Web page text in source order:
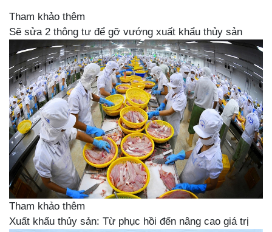
Tham khảo thêm
Sẽ sửa 2 thông tư để gỡ vướng xuất khẩu thủy sản
Tham khảo thêm
Xuất khẩu thủy sản: Từ phục hồi đến nâng cao giá trị